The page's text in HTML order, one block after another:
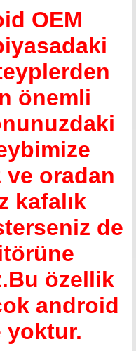
OEM
önemli
oradan
kafalık
de
özellik
android
yoktur.